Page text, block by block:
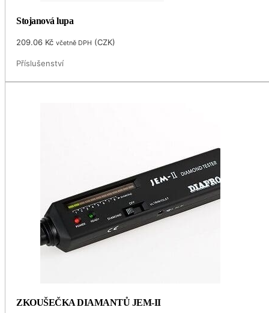
Stojanová lupa
209.06 Kč včetně DPH (CZK)
Příslušenství
ZKOUŠEČKA DIAMANTŮ JEM-II